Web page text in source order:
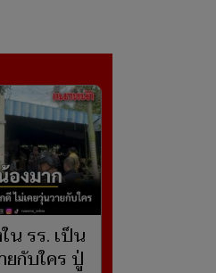
น รร. เป็น
ยกับใคร ปู่